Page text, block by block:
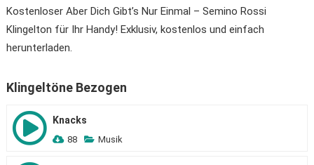
Kostenloser Aber Dich Gibt’s Nur Einmal – Semino Rossi
Klingelton für Ihr Handy! Exklusiv, kostenlos und einfach
herunterladen.
Klingeltöne Bezogen
Knacks
88 Musik